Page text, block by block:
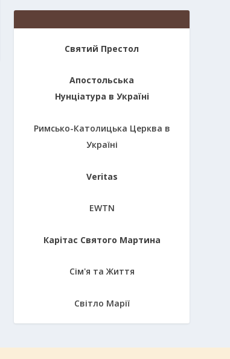
Святий Престол
Апостольська
Нунціатура в Україні
Римсько-Католицька Церква в
Україні
Veritas
EWTN
Карітас Святого Мартина
Сім'я та Життя
Світло Марії